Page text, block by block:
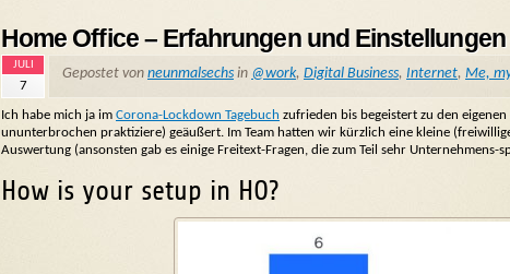
Home Office – Erfahrungen und Einstellungen
JULI
7
Gepostet von neunmalsechs in @work, Digital Business, Internet, Me,
Ich habe mich ja im Corona-Lockdown Tagebuch zufrieden bis begeistert zu den
ununterbrochen praktiziere) geäußert. Im Team hatten wir kürzlich eine kleine
Auswertung (ansonsten gab es einige Freitext-Fragen, die zum Teil sehr
How is your setup in HO?